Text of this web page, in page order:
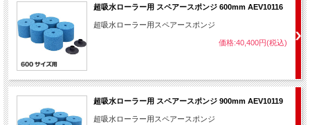
超吸水ローラー用 スペアースポンジ 600mm AEV10116
超吸水ローラー用スペアースポンジ
価格:40,400円(税込)
超吸水ローラー用 スペアースポンジ 900mm AEV10119
超吸水ローラー用スペアースポンジ